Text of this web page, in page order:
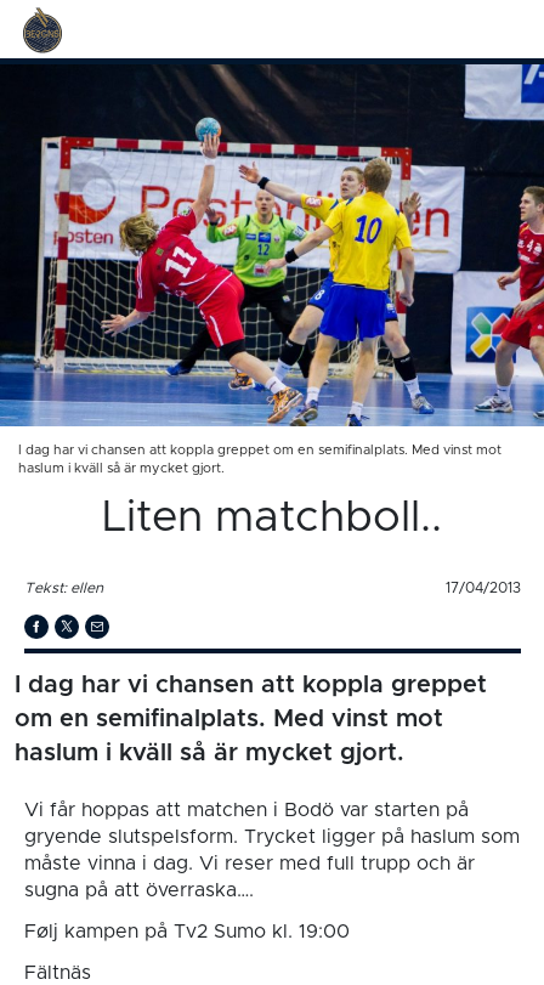
I dag har vi chansen att koppla greppet om en semifinalplats. Med vinst mot
haslum i kväll så är mycket gjort.
Liten matchboll..
Tekst: ellen 17/04/2013
I dag har vi chansen att koppla greppet
om en semifinalplats. Med vinst mot
haslum i kväll så är mycket gjort.
Vi får hoppas att matchen i Bodö var starten på
gryende slutspelsform. Trycket ligger på haslum som
måste vinna i dag. Vi reser med full trupp och är
sugna på att överraska….
Følj kampen på Tv2 Sumo kl. 19:00
Fältnäs